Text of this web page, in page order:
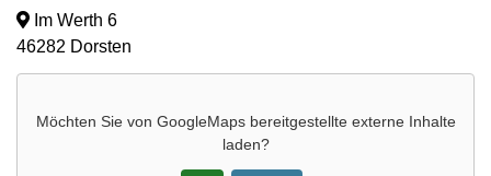
Im Werth 6
46282 Dorsten
Möchten Sie von GoogleMapsbereitgestellte externe Inhalte
laden?